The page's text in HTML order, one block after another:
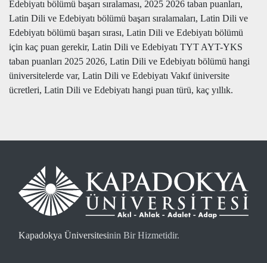
Edebiyatı bölümü başarı sıralaması, 2025 2026 taban puanları,
Latin Dili ve Edebiyatı bölümü başarı sıralamaları, Latin Dili ve
Edebiyatı bölümü başarı sırası, Latin Dili ve Edebiyatı bölümü
için kaç puan gerekir, Latin Dili ve Edebiyatı TYT AYT-YKS
taban puanları 2025 2026, Latin Dili ve Edebiyatı bölümü hangi
üniversitelerde var, Latin Dili ve Edebiyatı Vakıf üniversite
ücretleri, Latin Dili ve Edebiyatı hangi puan türü, kaç yıllık.
Kapadokya Üniversitesinin Bir Hizmetidir.